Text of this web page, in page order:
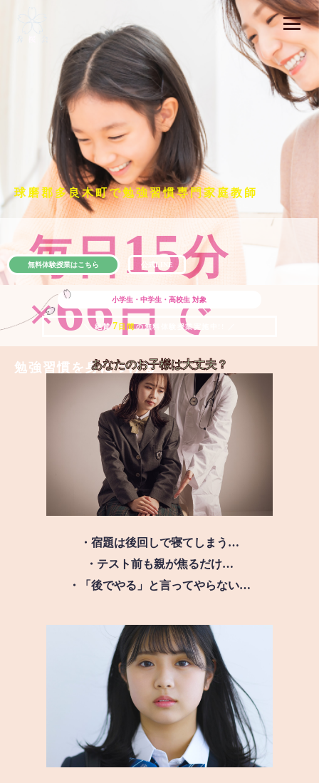
球磨郡多良木町で勉強習慣専門家庭教師
毎日15分
×66日で
勉強習慣を身につける
小学生・中学生・高校生 対象
＼ 絶賛 7 日間の無料体験授業実施中!! ／
無料体験授業はこちら 公式LINE
あなたのお子様は大丈夫？
・宿題は後回しで寝てしまう…
・テスト前も親が焦るだけ…
・「後でやる」と言ってやらない…